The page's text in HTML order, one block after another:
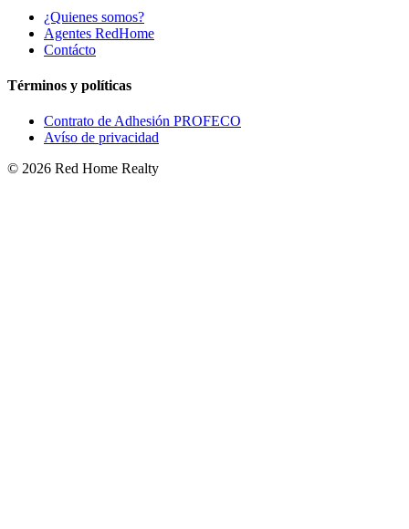
¿Quienes somos?
Agentes RedHome
Contácto
Términos y políticas
Contrato de Adhesión PROFECO
Avíso de privacidad
© 2026 Red Home Realty